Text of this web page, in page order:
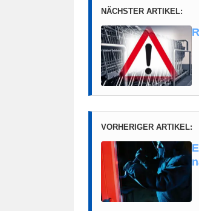
NÄCHSTER ARTIKEL:
VORHERIGER ARTIKEL: